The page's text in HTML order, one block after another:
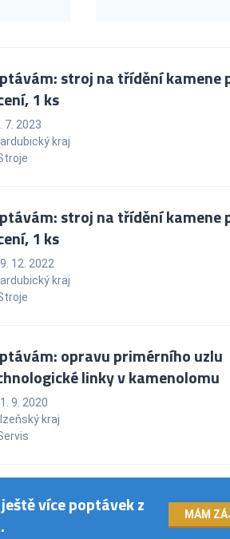
stroj na třídění kamene
1 ks
7. 2023
kraj
stroj na třídění kamene
1 ks
12. 2022
kraj
opravu primérního uzlu
linky v kamenolomu
9. 2020
kraj
více poptávek z
MÁM